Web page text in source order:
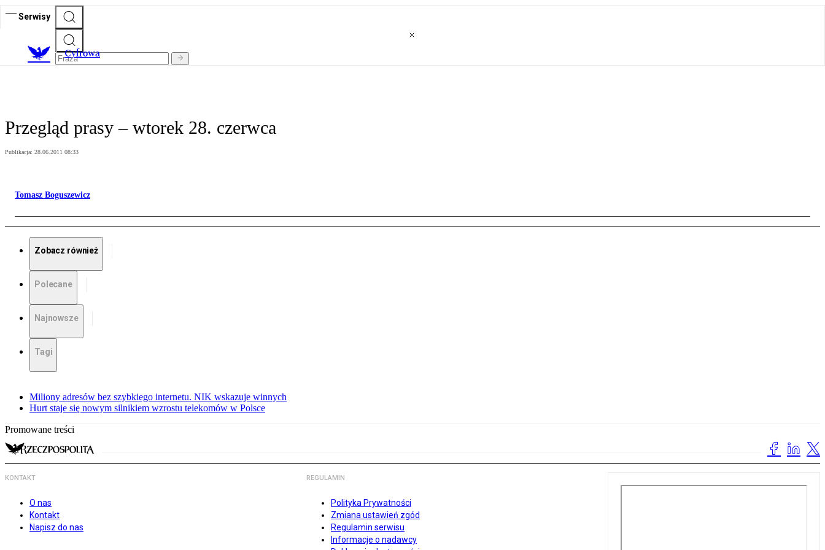
Serwisy
Cyfrowa
Przegląd prasy – wtorek 28. czerwca
Publikacja: 28.06.2011 08:33
Tomasz Boguszewicz
Zobacz również
Polecane
Najnowsze
Tagi
Miliony adresów bez szybkiego internetu. NIK wskazuje winnych
Hurt staje się nowym silnikiem wzrostu telekomów w Polsce
Promowane treści
KONTAKT
O nas
Kontakt
Napisz do nas
REGULAMIN
Polityka Prywatności
Zmiana ustawień zgód
Regulamin serwisu
Informacje o nadawcy